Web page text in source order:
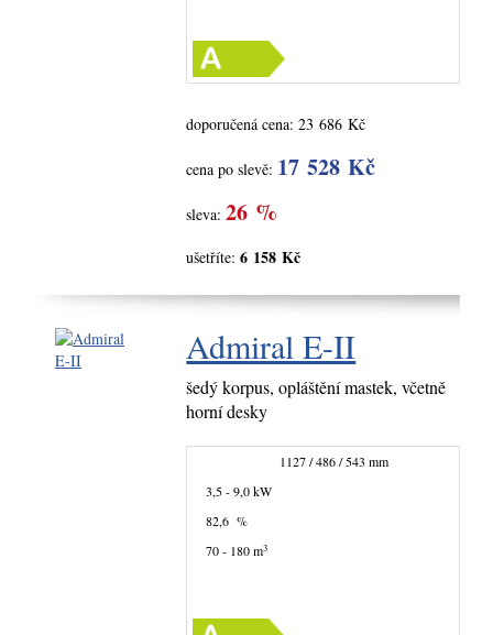
doporučená cena:23 686 Kč
cena po slevě: 17 528 Kč
sleva:26 %
ušetříte:6 158 Kč
Admiral E-II
šedý korpus, opláštění mastek, včetně
horní desky
1127 / 486 / 543 mm
3,5 - 9,0 kW
82,6 %
70 - 180 m3